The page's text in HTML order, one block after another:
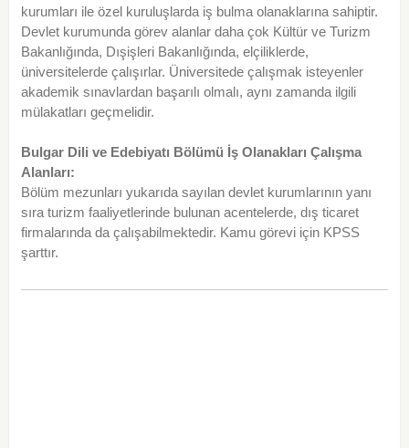
kurumları ile özel kuruluşlarda iş bulma olanaklarına sahiptir.
Devlet kurumunda görev alanlar daha çok Kültür ve Turizm
Bakanlığında, Dışişleri Bakanlığında, elçiliklerde,
üniversitelerde çalışırlar. Üniversitede çalışmak isteyenler
akademik sınavlardan başarılı olmalı, aynı zamanda ilgili
mülakatları geçmelidir.
Bulgar Dili ve Edebiyatı Bölümü İş Olanakları Çalışma
Alanları:
Bölüm mezunları yukarıda sayılan devlet kurumlarının yanı
sıra turizm faaliyetlerinde bulunan acentelerde, dış ticaret
firmalarında da çalışabilmektedir. Kamu görevi için KPSS
şarttır.